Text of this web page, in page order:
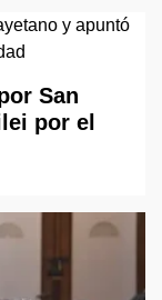
San
por el